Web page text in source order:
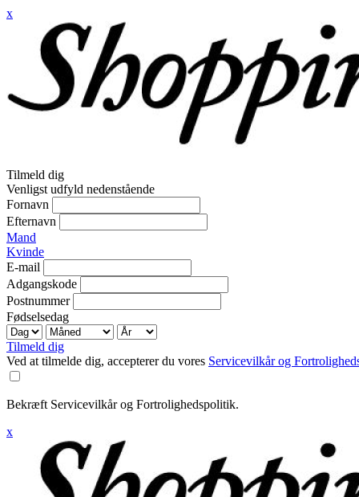
x
Tilmeld dig
Venligst udfyld nedenstående
Fornavn
Efternavn
Mand
Kvinde
E-mail
Adgangskode
Postnummer
Fødselsedag
Tilmeld dig
Ved at tilmelde dig, accepterer du vores Servicevilkår og
Bekræft Servicevilkår og Fortrolighedspolitik.
x